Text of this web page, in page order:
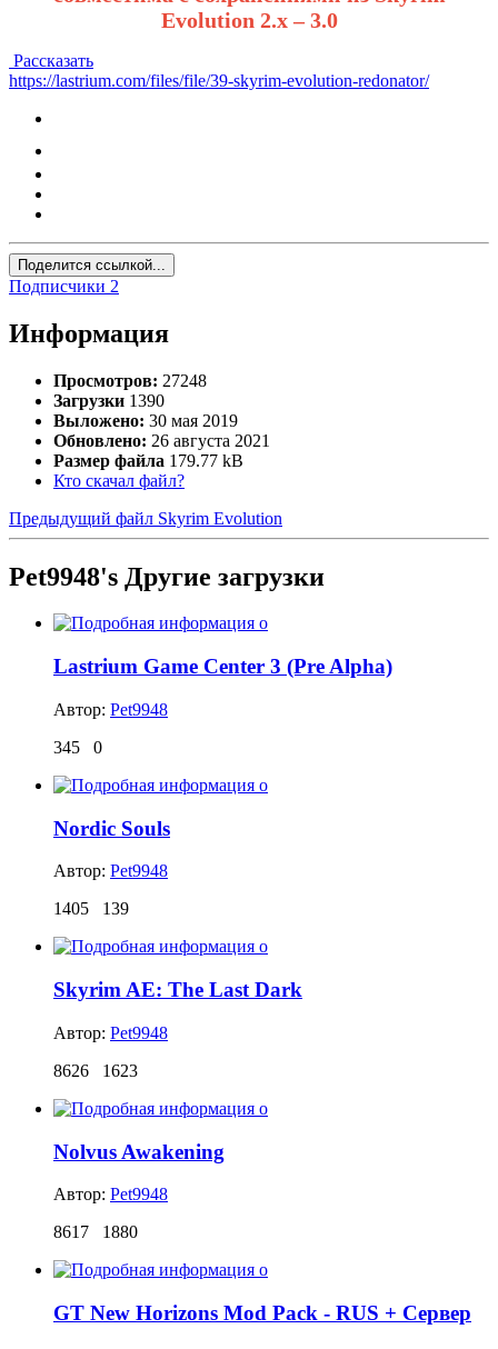
Evolution 2.x – 3.0
Рассказать
https://lastrium.com/files/file/39-skyrim-evolution-redonator/
Поделится ссылкой...
Подписчики 2
Информация
Просмотров: 27248
Загрузки 1390
Выложено: 30 мая 2019
Обновлено: 26 августа 2021
Размер файла 179.77 kB
Кто скачал файл?
Предыдущий файл Skyrim Evolution
Pet9948's Другие загрузки
Lastrium Game Center 3 (Pre Alpha)
Автор: Pet9948
345
0
Nordic Souls
Автор: Pet9948
1405
139
Skyrim AE: The Last Dark
Автор: Pet9948
8626
1623
Nolvus Awakening
Автор: Pet9948
8617
1880
GT New Horizons Mod Pack - RUS + Сервер